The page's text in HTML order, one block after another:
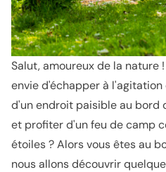
Salut, amoureux de la nature
envie d'échapper à
d'un endroit paisible au bord
et profiter d'un feu de camp
étoiles ? Alors vous êtes au
nous allons découvrir